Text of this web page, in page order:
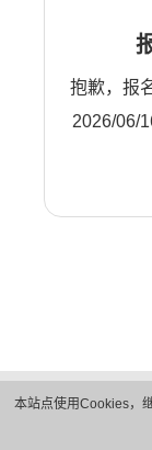
本站点使用Cookies，
抱歉，报
2026/06/